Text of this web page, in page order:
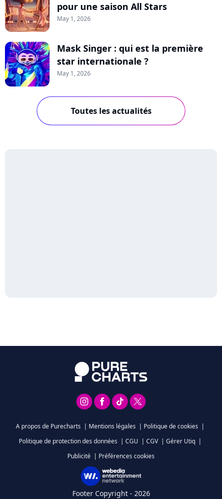
pour une saison All Stars
May 1, 2026
Mask Singer : qui est la première
star internationale ?
May 1, 2026
Toutes les actualités
A propos de Purecharts | Mentions légales | Politique de cookies |
Politique de protection des données | CGU | CGV | Gérer Utiq |
Publicité | Préférences cookies
Footer Copyright - 2026